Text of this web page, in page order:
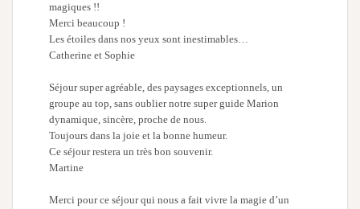
magiques !!
Merci beaucoup !
Les étoiles dans nos yeux sont inestimables…
Catherine et Sophie
Séjour super agréable, des paysages exceptionnels, un
groupe au top, sans oublier notre super guide Marion
dynamique, sincère, proche de nous.
Toujours dans la joie et la bonne humeur.
Ce séjour restera un très bon souvenir.
Martine
Merci pour ce séjour qui nous a fait vivre la magie d’un